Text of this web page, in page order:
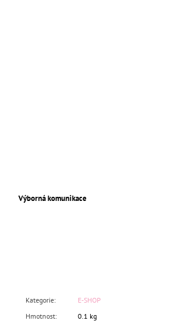
Výborná komunikace
Kategorie:
E-SHOP
Hmotnost:
0.1 kg